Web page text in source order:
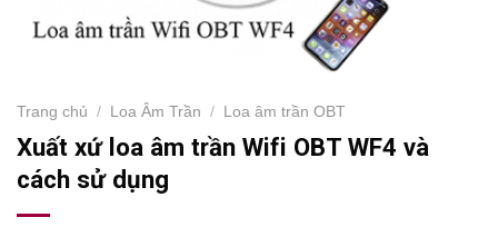
Trang chủ / Loa Âm Trần / Loa âm trần OBT
Xuất xứ loa âm trần Wifi OBT WF4 và
cách sử dụng